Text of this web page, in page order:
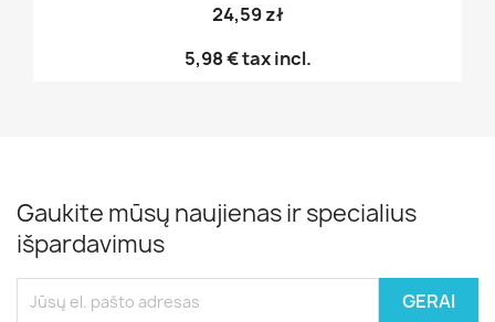
24,59 zł
5,98 €tax incl.
Gaukite mūsų naujienas ir specialius
išpardavimus